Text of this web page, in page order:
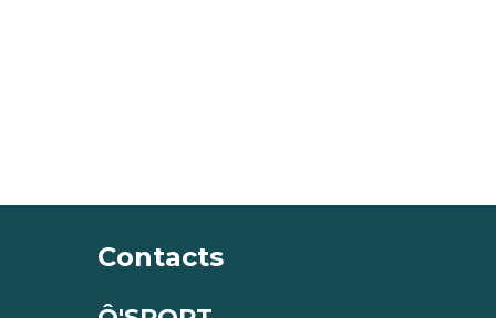
Contacts